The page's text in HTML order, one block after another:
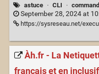
astuce · CLI ·
September 28, 2024 at
https://sysreseau.net/
Àh.fr - La
français et en inclusif